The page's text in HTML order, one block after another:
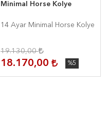
Minimal Horse Kolye
14 Ayar Minimal Horse Kolye
19.130,00
18.170,00 %5